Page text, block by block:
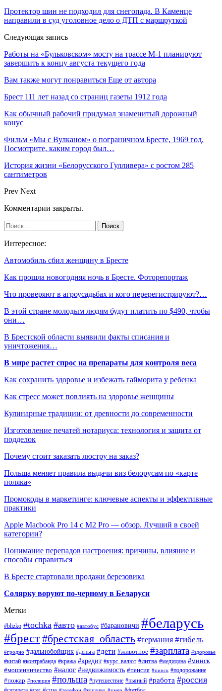
Протектор шин не подходил для снегопада. В Каменце
направили в суд уголовное дело о ДТП с маршруткой
Следующая запись
Работы на «Бульковском» мосту на трассе М-1 планируют
завершить к концу августа текущего года
Вам также могут понравиться Еще от автора
Брест 111 лет назад со страниц газеты 1912 года
Как обычный рабочий придумал знаменитый дорожный
конус
Фильм «Мы с Вулканом» о пограничном Бресте, 1969 год.
Посмотрите, каким город был…
История жизни «Белорусского Гулливера» с ростом 285
сантиметров
Prev Next
Комментарии закрыты.
Интересное:
Автомобиль сбил женщину в Бресте
Как прошла новогодняя ночь в Бресте. Фоторепортаж
Что проверяют в агроусадьбах и кого перерегистрируют?…
В этой стране молодым людям будут платить по $490, чтобы
они…
В Брестской области выявили факты списания и
уничтожения…
В мире растет спрос на препараты для контроля веса
Как сохранить здоровье и избежать гайморита у ребенка
Как стресс может повлиять на здоровье женщины
Кулинарные традиции: от древности до современности
Изготовление печатей нотариуса: технология и защита от
подделок
Почему стоит заказать люстру на заказ?
Польша меняет правила выдачи виз белорусам по «карте
поляка»
Промокоды в маркетинге: ключевые аспекты и эффективные
практики
Apple Macbook Pro 14 с M2 Pro — обзор. Лучший в своей
категории?
Понимание перепадов настроения: причины, влияние и
способы справиться
В Бресте стартовали продажи березовика
Солярку воруют по-черному в Беларуси
Метки
#blizko #tochka #авто #автобус #барановичи #беларусь
#брест#брестская_область #германия #гибель
#гродно #дальнобойщик #деньга #дети #животное #зарплата #здоровье
#китай #контрабанда #кража #кредит #курс_валют #литва #медицина #минск
#мошенничество #налог #недвижимость #пенсия #пинск #подорожание
#пожар #полиция #польша #путешествие #пьяный #работа #россия